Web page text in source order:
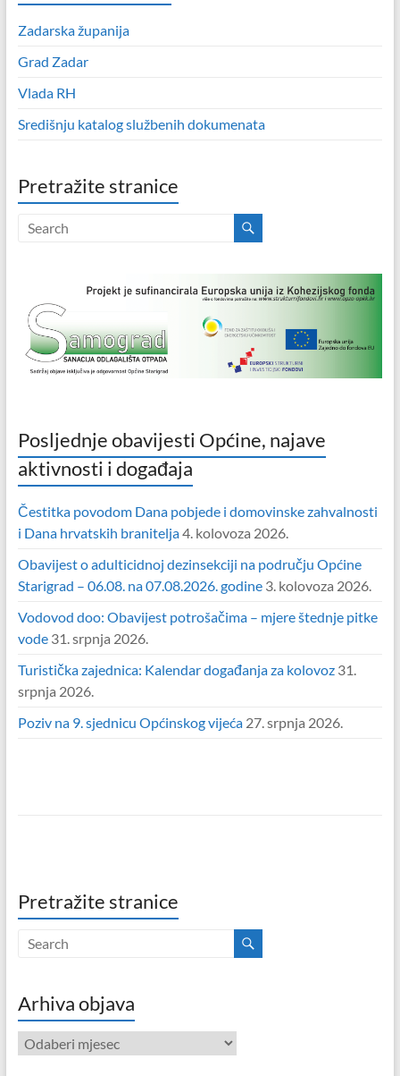
Zadarska županija
Grad Zadar
Vlada RH
Središnju katalog službenih dokumenata
Pretražite stranice
Posljednje obavijesti Općine, najave
aktivnosti i događaja
Čestitka povodom Dana pobjede i domovinske zahvalnosti
i Dana hrvatskih branitelja4. kolovoza 2026.
Obavijest o adulticidnoj dezinsekciji na području Općine
Starigrad – 06.08. na 07.08.2026. godine 3. kolovoza 2026.
Vodovod doo: Obavijest potrošačima – mjere štednje pitke
vode 31. srpnja 2026.
Turistička zajednica: Kalendar događanja za kolovoz 31.
srpnja 2026.
Poziv na 9. sjednicu Općinskog vijeća 27. srpnja 2026.
Pretražite stranice
Arhiva objava
Arhiva
objava